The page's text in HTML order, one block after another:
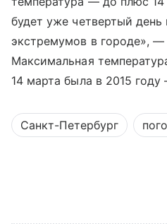
будет уже четвертый
экстремумов в городе», —
Максимальная
14 марта была в 2015
Санкт-Петербург